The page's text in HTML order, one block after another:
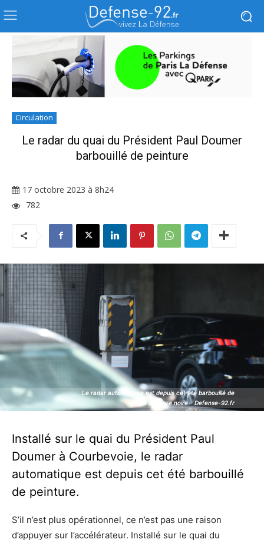
Circulation
Le radar du quai du Président Paul Doumer
barbouillé de peinture
17 octobre 2023 à 8h24
782
Le radar automatique est depuis cet été barbouillé de
peinture noire - Defense-92.fr
Le radar automatique est depuis cet été barbouillé de
peinture noire - Defense-92.fr
Installé sur le quai du Président Paul
Doumer à Courbevoie, le radar
automatique est depuis cet été barbouillé
de peinture.
S’il n’est plus opérationnel, ce n’est pas une raison
d’appuyer sur l’accélérateur. Installé sur le quai du